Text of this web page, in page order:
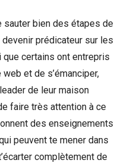
sauter bien des étapes de
prédicateur sur les
que certains ont entrepris
et de s’émanciper,
de leur maison
faire très attention à ce
des enseignements
peuvent te mener dans
complètement de